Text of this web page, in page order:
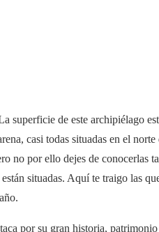
superficie de este archipiélago
casi todas situadas en el
no por ello dejes de
situadas. Aquí te traigo las
por su gran historia,